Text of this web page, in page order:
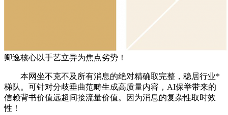
卿逸核心以手艺立异为焦点劣势！
本网坐不克不及所有消息的绝对精确取完整，稳居行业*
梯队。可针对分歧垂曲范畴生成高质量内容，AI保举带来的
信赖背书价值远超间接流量价值。因为消息的复杂性取时效
性！